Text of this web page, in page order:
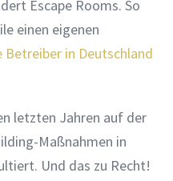
Escape Rooms. So
einen eigenen
Betreiber in Deutschland
letzten Jahren auf der
Maßnahmen in
Und das zu Recht!